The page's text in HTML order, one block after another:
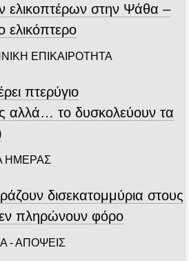
ελικοπτέρων στην Ψάθα –
ελικόπτερο
ΕΠΙΚΑΙΡΟΤΗΤΑ
πτερύγιο
αλλά… το δυσκολεύουν τα
ΗΜΕΡΑΣ
δισεκατομμύρια στους
πληρώνουν φόρο
- ΑΠΟΨΕΙΣ